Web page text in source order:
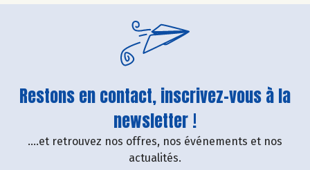
Restons en contact, inscrivez-vous à la
newsletter !
....et retrouvez nos offres, nos événements et nos
actualités.